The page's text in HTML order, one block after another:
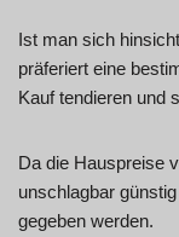
Ist man sich
präferiert eine
Kauf tendieren und
Da die Hauspreise
unschlagbar
gegeben werden.